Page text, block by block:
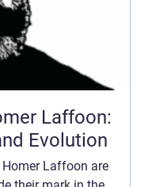
Laffoon:
Evolution
Laffoon are